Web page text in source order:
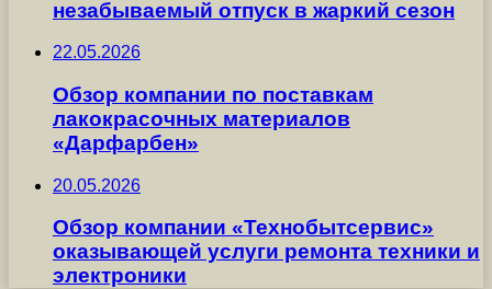
незабываемый отпуск в жаркий сезон
22.05.2026
Обзор компании по поставкам
лакокрасочных материалов
«Дарфарбен»
20.05.2026
Обзор компании «Технобытсервис»
оказывающей услуги ремонта техники и
электроники